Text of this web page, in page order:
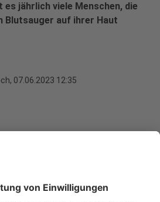
jährlich viele Menschen, die
Blutsauger auf ihrer Haut
07.06.2023 12:35
Startlöchern und damit
dass wir von einer Zecke
wenn es warm wird, fühlen sich
wohl. Der Klimawandel ist